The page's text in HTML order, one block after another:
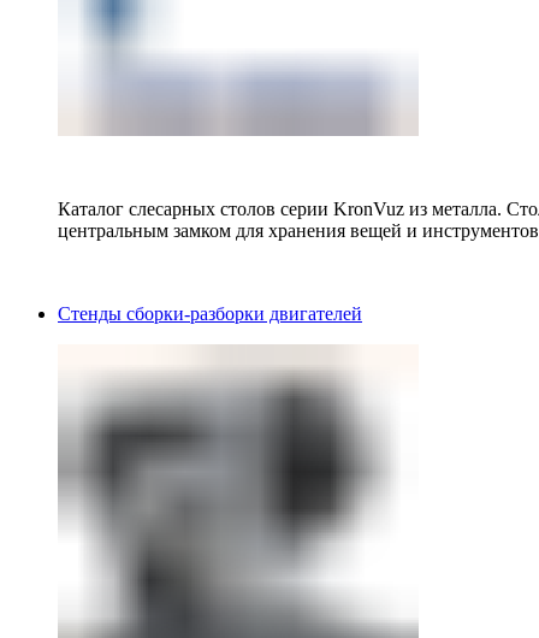
Каталог слесарных столов серии KronVuz из металла.
центральным замком для хранения вещей и
Стенды сборки-разборки двигателей